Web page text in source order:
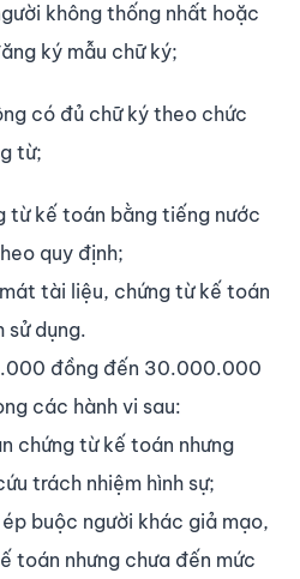
không thống nhất hoặc
ký mẫu chữ ký;
có đủ chữ ký theo chức
từ;
từ kế toán bằng tiếng nước
quy định;
tài liệu, chứng từ kế toán
sử dụng.
đồng đến 30.000.000
các hành vi sau:
chứng từ kế toán nhưng
trách nhiệm hình sự;
buộc người khác giả mạo,
toán nhưng chưa đến mức